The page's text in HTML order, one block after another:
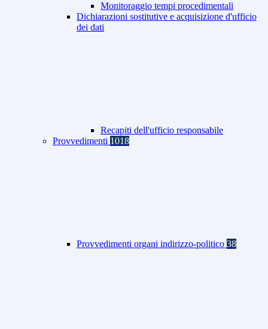
Monitoraggio tempi procedimentali
Dichiarazioni sostitutive e acquisizione d'ufficio
dei dati
Recapiti dell'ufficio responsabile
Provvedimenti 1018
Provvedimenti organi indirizzo-politico 38